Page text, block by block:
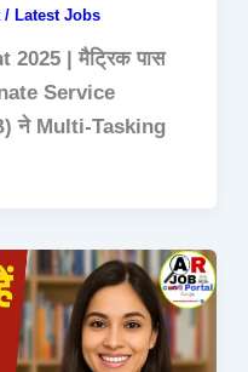
/ Latest Jobs
| मैट्रिक पास
Service
ने Multi-Tasking